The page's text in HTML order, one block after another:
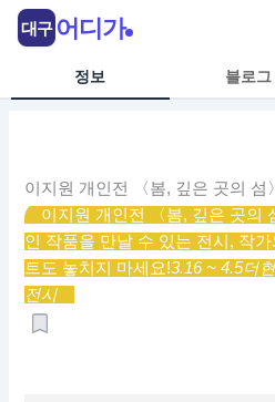
정보 블로그
이지원 개인전 〈봄, 깊은 곳의 섬〉
이지원 개인전 〈봄, 깊은 곳의
인 작품을 만날 수 있는 전시, 작
트도 놓치지 마세요!3.16 ~ 4.5더
전시
대구 어디가